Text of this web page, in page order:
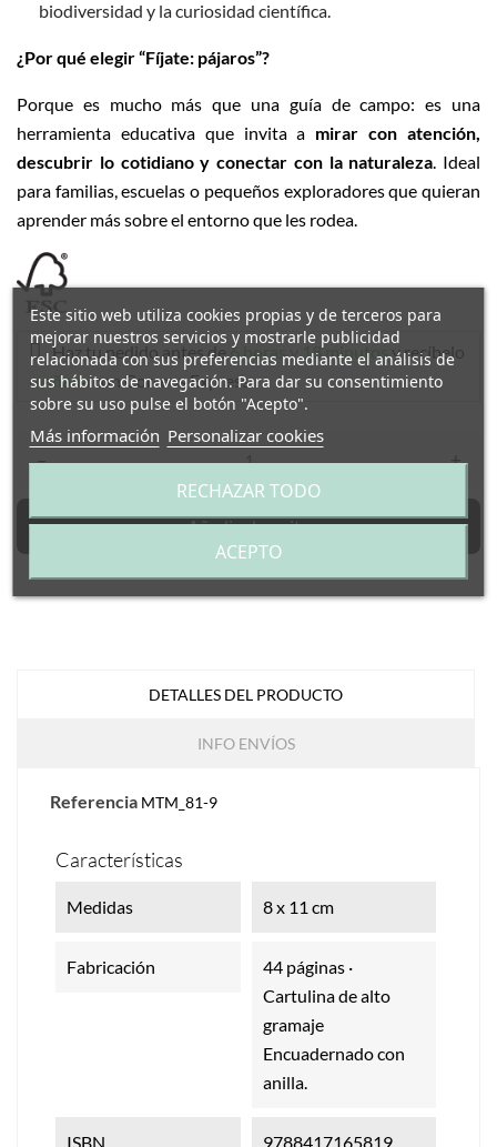
biodiversidad y la curiosidad científica.
¿Por qué elegir “Fíjate: pájaros”?
Porque es mucho más que una guía de campo: es una
herramienta educativa que invita a mirar con atención,
descubrir lo cotidiano y conectar con la naturaleza. Ideal
para familias, escuelas o pequeños exploradores que quieran
aprender más sobre el entorno que les rodea.
Haz tu pedido antes de6 horas y 18 minutosy recíbelo
mañana con Correos Express
– +
Añadir al carrito
DETALLES DEL PRODUCTO
INFO ENVÍOS
Referencia MTM_81-9
Características
Medidas 8 x 11 cm
Fabricación
44 páginas ·
Cartulina de alto
gramaje
Encuadernado con
anilla.
ISBN 9788417165819
Este sitio web utiliza cookies propias y de terceros para
mejorar nuestros servicios y mostrarle publicidad
relacionada con sus preferencias mediante el análisis de
sus hábitos de navegación. Para dar su consentimiento
sobre su uso pulse el botón "Acepto".
Más información Personalizar cookies
RECHAZAR TODO
ACEPTO